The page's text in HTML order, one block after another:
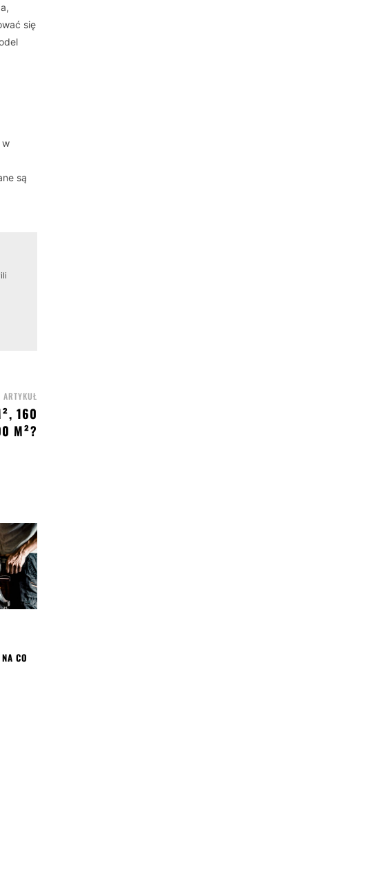
się
w
są
ARTYKUŁ
160
M²?
CO